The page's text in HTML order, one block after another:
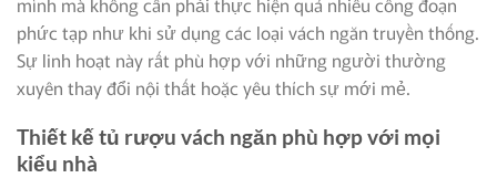
phức tạp như khi sử dụng các loại vách ngăn truyền thống.
Sự linh hoạt này rất phù hợp với những người thường
xuyên thay đổi nội thất hoặc yêu thích sự mới mẻ.
Thiết kế tủ rượu vách ngăn phù hợp với mọi
kiểu nhà